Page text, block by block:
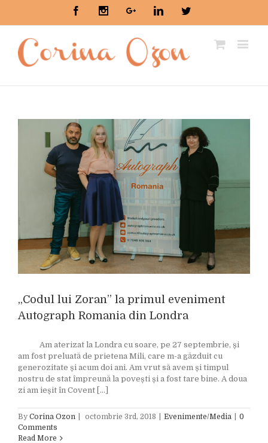
FacebookInstagramGoogle+LinkedinTwitter
„Codul lui Zoran” la primul eveniment
Autograph Romania din Londra
Am aterizat la Londra cu soare, pe 27 septembrie, și
am fost preluată de prietena Mili, care m-a găzduit cu
generozitate și acum doi ani. Am vrut să avem și timpul
nostru de stat împreună la povești și a fost tare bine. A doua
zi am ieșit în Covent [...]
By Corina Ozon octombrie 3rd, 2018 Evenimente/Media
0
Comments
Read More